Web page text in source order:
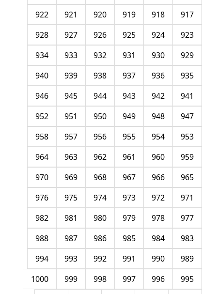
917
918
919
920
921
922
923
924
925
926
927
928
929
930
931
932
933
934
935
936
937
938
939
940
941
942
943
944
945
946
947
948
949
950
951
952
953
954
955
956
957
958
959
960
961
962
963
964
965
966
967
968
969
970
971
972
973
974
975
976
977
978
979
980
981
982
983
984
985
986
987
988
989
990
991
992
993
994
995
996
997
998
999
1000